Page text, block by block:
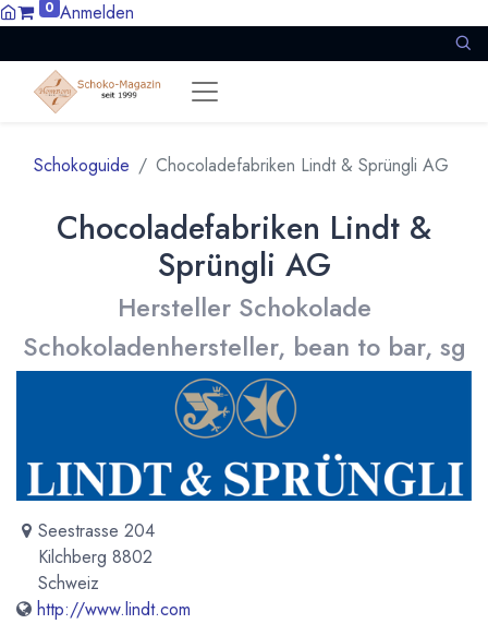
0 Anmelden
Schokoguide Chocoladefabriken Lindt & Sprüngli AG
Chocoladefabriken Lindt &
Sprüngli AG
Hersteller Schokolade
Schokoladenhersteller, bean to bar, sg
Seestrasse 204
Kilchberg 8802
Schweiz
http://www.lindt.com